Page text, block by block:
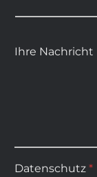
Ihre Nachricht
Datenschutz *